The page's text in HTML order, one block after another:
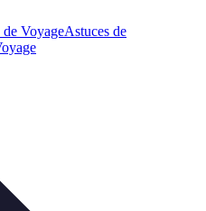
VoyageAstuces de